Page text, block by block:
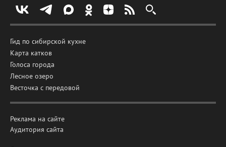
Гид по сибирской кухне
Карта катков
Голоса города
Лесное озеро
Весточка с передовой
Реклама на сайте
Аудитория сайта